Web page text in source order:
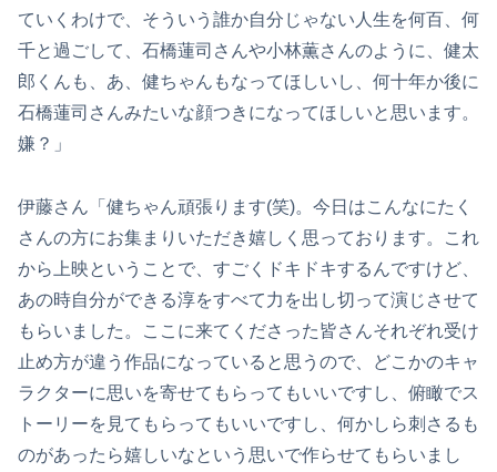
ていくわけで、そういう誰か自分じゃない人生を何百、何
千と過ごして、石橋蓮司さんや小林薫さんのように、健太
郎くんも、あ、健ちゃんもなってほしいし、何十年か後に
石橋蓮司さんみたいな顔つきになってほしいと思います。
嫌？」
伊藤さん「健ちゃん頑張ります(笑)。今日はこんなにたく
さんの方にお集まりいただき嬉しく思っております。これ
から上映ということで、すごくドキドキするんですけど、
あの時自分ができる淳をすべて力を出し切って演じさせて
もらいました。ここに来てくださった皆さんそれぞれ受け
止め方が違う作品になっていると思うので、どこかのキャ
ラクターに思いを寄せてもらってもいいですし、俯瞰でス
トーリーを見てもらってもいいですし、何かしら刺さるも
のがあったら嬉しいなという思いで作らせてもらいまし